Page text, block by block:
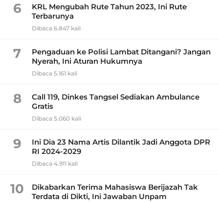
6
KRL Mengubah Rute Tahun 2023, Ini Rute
Terbarunya
Dibaca 6.847 kali
7
Pengaduan ke Polisi Lambat Ditangani? Jangan
Nyerah, Ini Aturan Hukumnya
Dibaca 5.161 kali
8
Call 119, Dinkes Tangsel Sediakan Ambulance
Gratis
Dibaca 5.060 kali
9
Ini Dia 23 Nama Artis Dilantik Jadi Anggota DPR
RI 2024-2029
Dibaca 4.911 kali
10
Dikabarkan Terima Mahasiswa Berijazah Tak
Terdata di Dikti, Ini Jawaban Unpam